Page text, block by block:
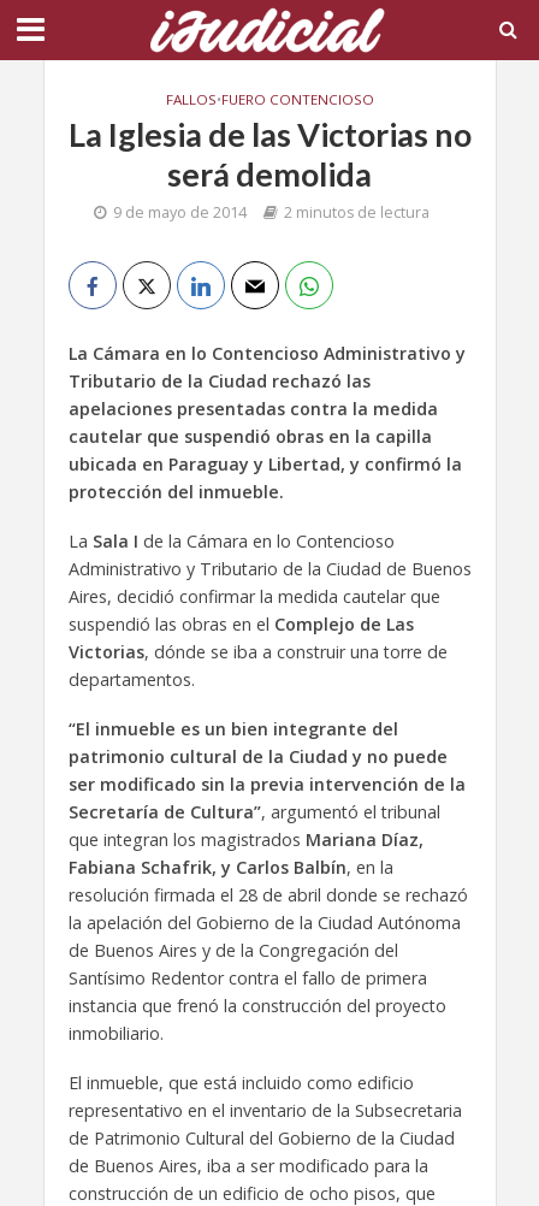
FALLOS•FUERO CONTENCIOSO
La Iglesia de las Victorias no
será demolida
9 de mayo de 2014 2 minutos de lectura
La Cámara en lo Contencioso Administrativo y
Tributario de la Ciudad rechazó las
apelaciones presentadas contra la medida
cautelar que suspendió obras en la capilla
ubicada en Paraguay y Libertad, y confirmó la
protección del inmueble.
La Sala I de la Cámara en lo Contencioso
Administrativo y Tributario de la Ciudad de Buenos
Aires, decidió confirmar la medida cautelar que
suspendió las obras en el Complejo de Las
Victorias, dónde se iba a construir una torre de
departamentos.
“El inmueble es un bien integrante del
patrimonio cultural de la Ciudad y no puede
ser modificado sin la previa intervención de la
Secretaría de Cultura”, argumentó el tribunal
que integran los magistrados Mariana Díaz,
Fabiana Schafrik, y Carlos Balbín, en la
resolución firmada el 28 de abril donde se rechazó
la apelación del Gobierno de la Ciudad Autónoma
de Buenos Aires y de la Congregación del
Santísimo Redentor contra el fallo de primera
instancia que frenó la construcción del proyecto
inmobiliario.
El inmueble, que está incluido como edificio
representativo en el inventario de la Subsecretaria
de Patrimonio Cultural del Gobierno de la Ciudad
de Buenos Aires, iba a ser modificado para la
construcción de un edificio de ocho pisos, que